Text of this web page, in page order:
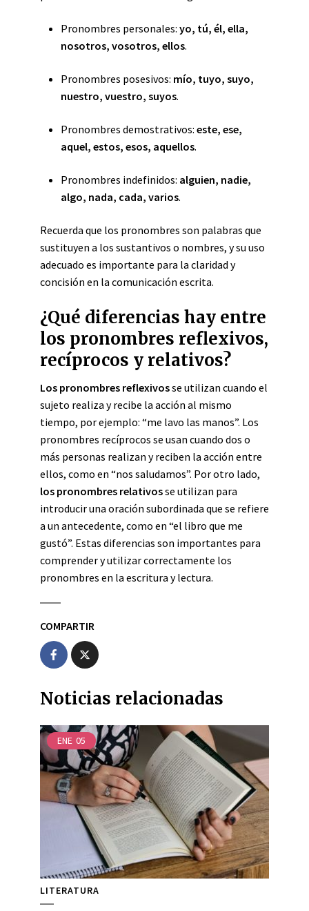
Pronombres personales: yo, tú, él, ella,
nosotros, vosotros, ellos.
Pronombres posesivos: mío, tuyo, suyo,
nuestro, vuestro, suyos.
Pronombres demostrativos: este, ese,
aquel, estos, esos, aquellos.
Pronombres indefinidos: alguien, nadie,
algo, nada, cada, varios.
Recuerda que los pronombres son palabras que
sustituyen a los sustantivos o nombres, y su uso
adecuado es importante para la claridad y
concisión en la comunicación escrita.
¿Qué diferencias hay entre
los pronombres reflexivos,
recíprocos y relativos?
Los pronombres reflexivosse utilizan cuando el
sujeto realiza y recibe la acción al mismo
tiempo, por ejemplo: “me lavo las manos”. Los
pronombres recíprocos se usan cuando dos o
más personas realizan y reciben la acción entre
ellos, como en “nos saludamos”. Por otro lado,
los pronombres relativosse utilizan para
introducir una oración subordinada que se refiere
a un antecedente, como en “el libro que me
gustó”. Estas diferencias son importantes para
comprender y utilizar correctamente los
pronombres en la escritura y lectura.
COMPARTIR
Noticias relacionadas
ENE 05
LITERATURA